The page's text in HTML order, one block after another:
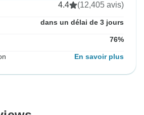
4.4 (12,405 avis)
dans un délai de 3 jours
76%
En savoir plus